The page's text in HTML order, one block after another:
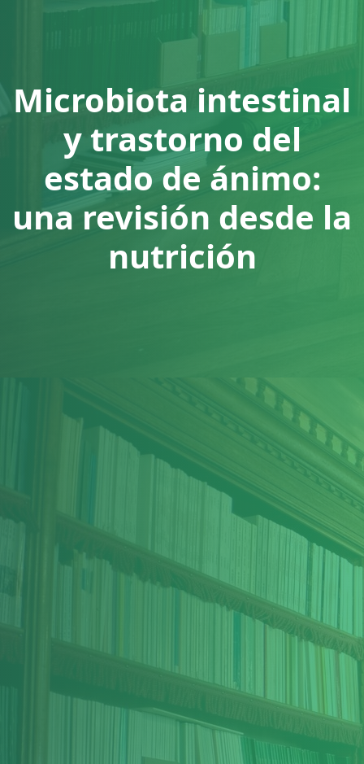
Microbiota intestinal
y trastorno del
estado de ánimo:
una revisión desde la
nutrición